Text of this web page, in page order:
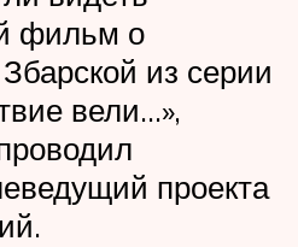
фильм о
из серии
вели…»,
проекта